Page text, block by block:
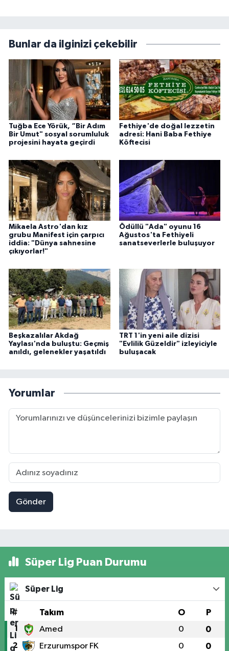
Bunlar da ilginizi çekebilir
Tuğba Ece Yörük, “Bir Adım
Bir Umut" sosyal sorumluluk
projesini hayata geçirdi
Fethiye'de doğal lezzetin
adresi: Hani Baba Fethiye
Köftecisi
Mikaela Astro'dan kız
grubu Manifest için çarpıcı
iddia: "Dünya sahnesine
çıkıyorlar!"
Ödüllü "Ada" oyunu 16
Ağustos'ta Fethiyeli
sanatseverlerle buluşuyor
Beşkazalılar Akdağ
Yaylası'nda buluştu: Geçmiş
anıldı, gelenekler yaşatıldı
TRT 1'in yeni aile dizisi
"Evlilik Güzeldir" izleyiciyle
buluşacak
Yorumlar
Gönder
Süper Lig Puan Durumu
Süper Lig
# Takım O P
1 Amed 0 0
2 Erzurumspor FK 0 0